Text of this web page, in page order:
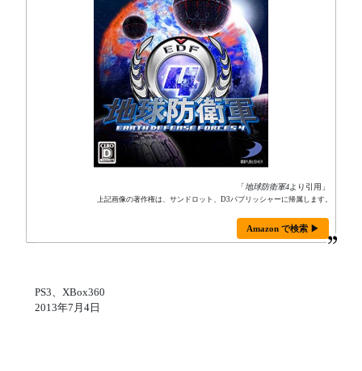
「地球防衛軍4より引用」
上記画像の著作権は、サンドロット、D3パブリッシャーに帰属します。
Amazon で検索 ▶
PS3、XBox360
2013年7月4日